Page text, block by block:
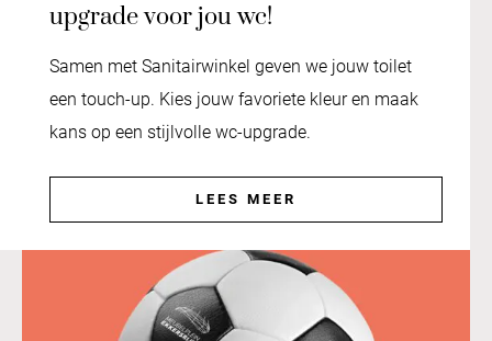
upgrade voor jou wc!
Samen met Sanitairwinkel geven we jouw toilet
een touch-up. Kies jouw favoriete kleur en maak
kans op een stijlvolle wc-upgrade.
LEES MEER